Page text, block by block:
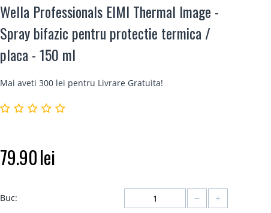
Wella Professionals EIMI Thermal Image -
Spray bifazic pentru protectie termica /
placa - 150 ml
Mai aveti 300 lei pentru Livrare Gratuita!
79.90lei
Buc: +
−